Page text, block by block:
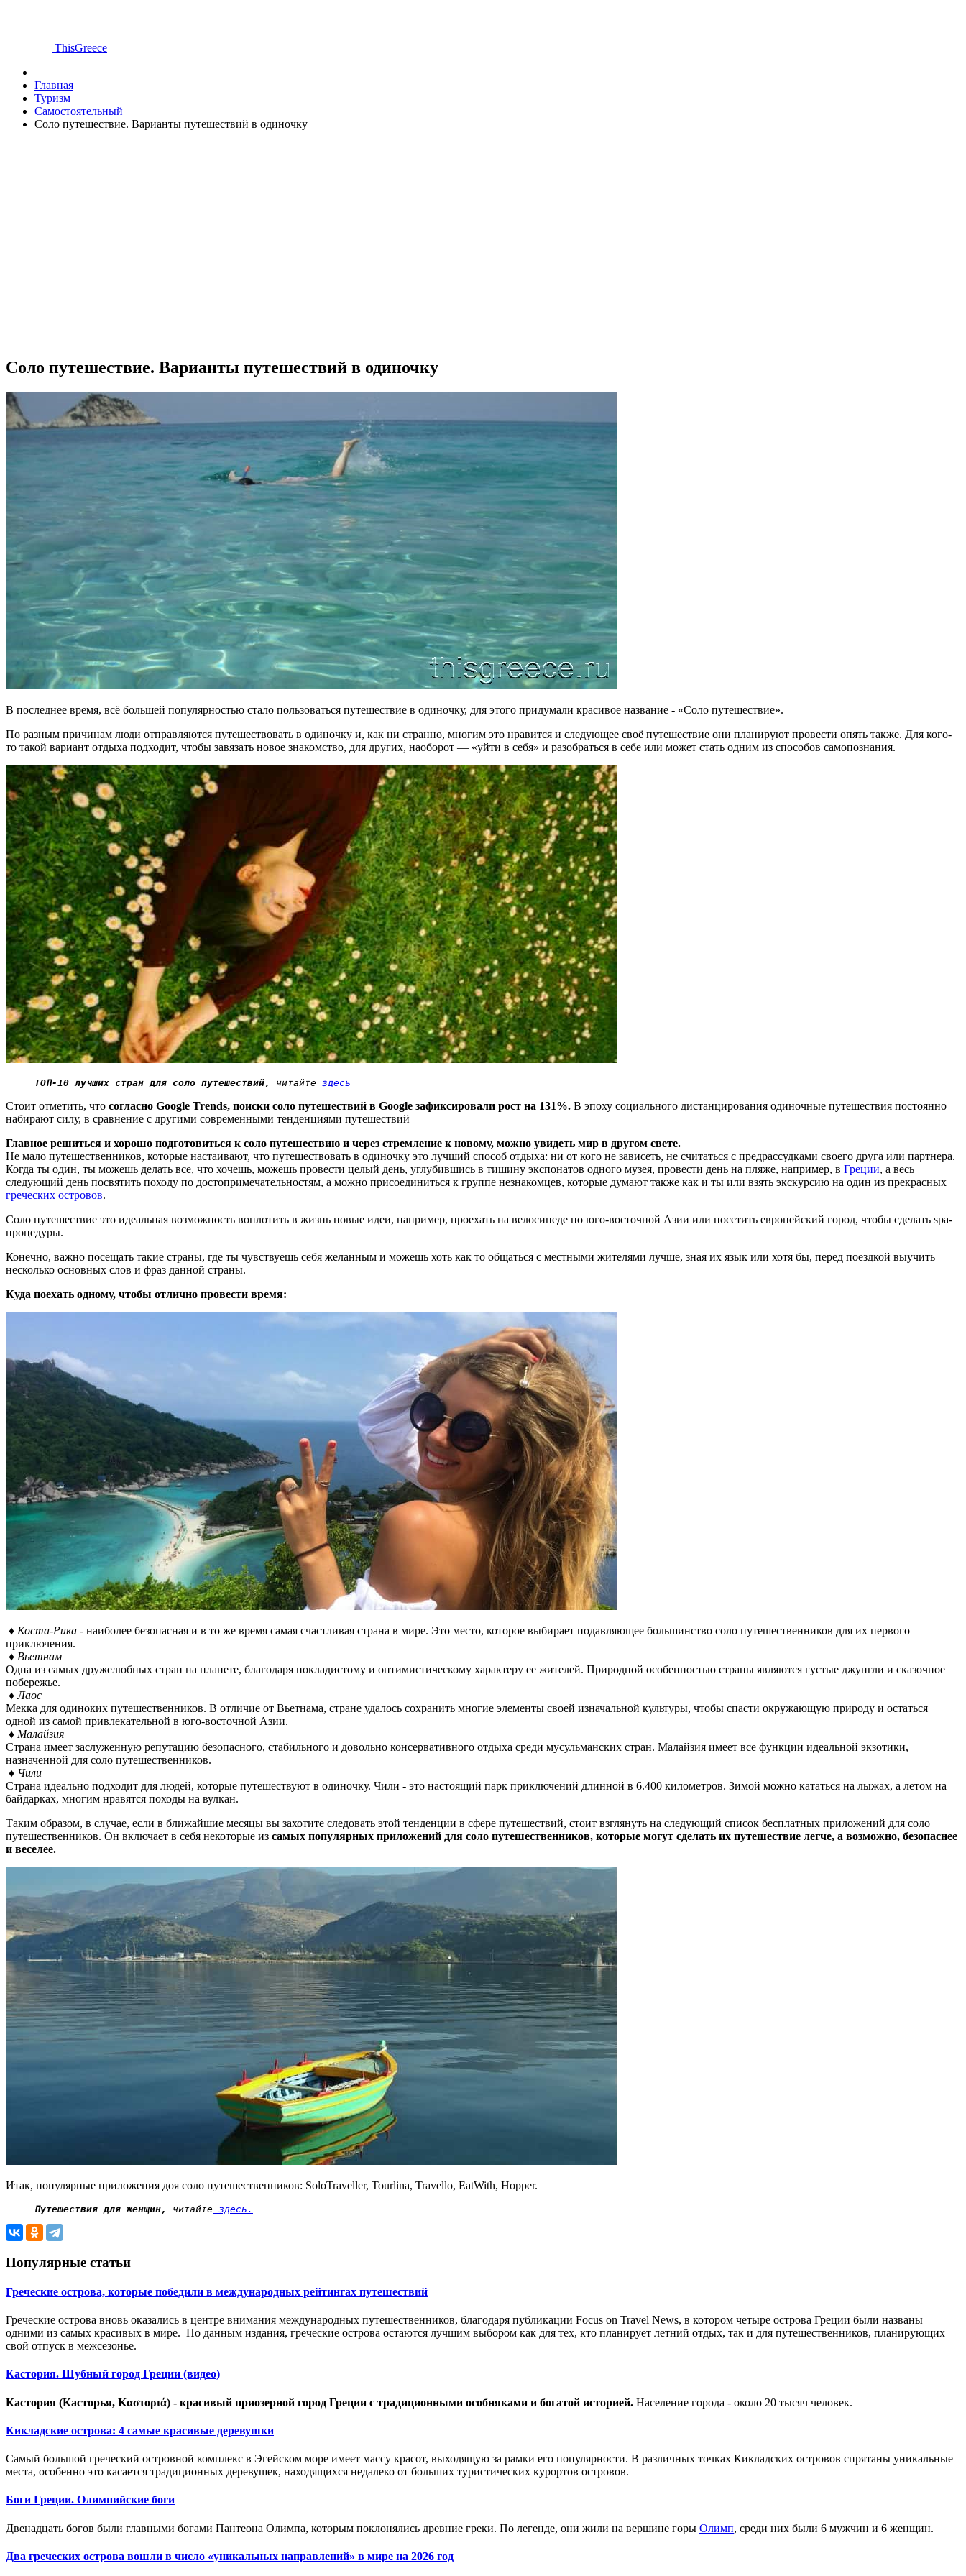
ThisGreece
Главная
Туризм
Самостоятельный
Соло путешествие. Варианты путешествий в одиночку
Соло путешествие. Варианты путешествий в одиночку
В последнее время, всё большей популярностью стало пользоваться путешествие в одиночку, для этого придумали красивое название - «Соло путешествие».
По разным причинам люди отправляются путешествовать в одиночку и, как ни странно, многим это нравится и следующее своё путешествие они планируют провести опять также. Для кого-
то такой вариант отдыха подходит, чтобы завязать новое знакомство, для других, наоборот — «уйти в себя» и разобраться в себе или может стать одним из способов самопознания.
ТОП-10 лучших стран для соло путешествий, читайте здесь
Стоит отметить, что согласно Google Trends, поиски соло путешествий в Google зафиксировали рост на 131%. В эпоху социального дистанцирования одиночные путешествия постоянно
набирают силу, в сравнение с другими современными тенденциями путешествий
Главное решиться и хорошо подготовиться к соло путешествию и через стремление к новому, можно увидеть мир в другом свете.
Не мало путешественников, которые настаивают, что путешествовать в одиночку это лучший способ отдыха: ни от кого не зависеть, не считаться с предрассудками своего друга или партнера.
Когда ты один, ты можешь делать все, что хочешь, можешь провести целый день, углубившись в тишину экспонатов одного музея, провести день на пляже, например, в Греции, а весь
следующий день посвятить походу по достопримечательностям, а можно присоединиться к группе незнакомцев, которые думают также как и ты или взять экскурсию на один из прекрасных
греческих островов.
Соло путешествие это идеальная возможность воплотить в жизнь новые идеи, например, проехать на велосипеде по юго-восточной Азии или посетить европейский город, чтобы сделать spa-
процедуры.
Конечно, важно посещать такие страны, где ты чувствуешь себя желанным и можешь хоть как то общаться с местными жителями лучше, зная их язык или хотя бы, перед поездкой выучить
несколько основных слов и фраз данной страны.
Куда поехать одному, чтобы отлично провести время:
♦ Коста-Рика - наиболее безопасная и в то же время самая счастливая страна в мире. Это место, которое выбирает подавляющее большинство соло путешественников для их первого
приключения.
♦ Вьетнам
Одна из самых дружелюбных стран на планете, благодаря покладистому и оптимистическому характеру ее жителей. Природной особенностью страны являются густые джунгли и сказочное
побережье.
♦ Лаос
Мекка для одиноких путешественников. В отличие от Вьетнама, стране удалось сохранить многие элементы своей изначальной культуры, чтобы спасти окружающую природу и остаться
одной из самой привлекательной в юго-восточной Азии.
♦ Малайзия
Страна имеет заслуженную репутацию безопасного, стабильного и довольно консервативного отдыха среди мусульманских стран. Малайзия имеет все функции идеальной экзотики,
назначенной для соло путешественников.
♦ Чили
Страна идеально подходит для людей, которые путешествуют в одиночку. Чили - это настоящий парк приключений длинной в 6.400 километров. Зимой можно кататься на лыжах, а летом на
байдарках, многим нравятся походы на вулкан.
Таким образом, в случае, если в ближайшие месяцы вы захотите следовать этой тенденции в сфере путешествий, стоит взглянуть на следующий список бесплатных приложений для соло
путешественников. Он включает в себя некоторые из самых популярных приложений для соло путешественников, которые могут сделать их путешествие легче, а возможно, безопаснее
и веселее.
Итак, популярные приложения доя соло путешественников: SoloTraveller, Tourlina, Travello, EatWith, Hopper.
Путешествия для женщин, читайте здесь.
Популярные статьи
Греческие острова, которые победили в международных рейтингах путешествий
Греческие острова вновь оказались в центре внимания международных путешественников, благодаря публикации Focus on Travel News, в котором четыре острова Греции были названы
одними из самых красивых в мире. По данным издания, греческие острова остаются лучшим выбором как для тех, кто планирует летний отдых, так и для путешественников, планирующих
свой отпуск в межсезонье.
Кастория. Шубный город Греции (видео)
Кастория (Касторья, Καστοριά) - красивый приозерной город Греции с традиционными особняками и богатой историей. Население города - около 20 тысяч человек.
Кикладские острова: 4 самые красивые деревушки
Самый большой греческий островной комплекс в Эгейском море имеет массу красот, выходящую за рамки его популярности. В различных точках Кикладских островов спрятаны уникальные
места, особенно это касается традиционных деревушек, находящихся недалеко от больших туристических курортов островов.
Боги Греции. Олимпийские боги
Двенадцать богов были главными богами Пантеона Олимпа, которым поклонялись древние греки. По легенде, они жили на вершине горы Олимп, среди них были 6 мужчин и 6 женщин.
Два греческих острова вошли в число «уникальных направлений» в мире на 2026 год